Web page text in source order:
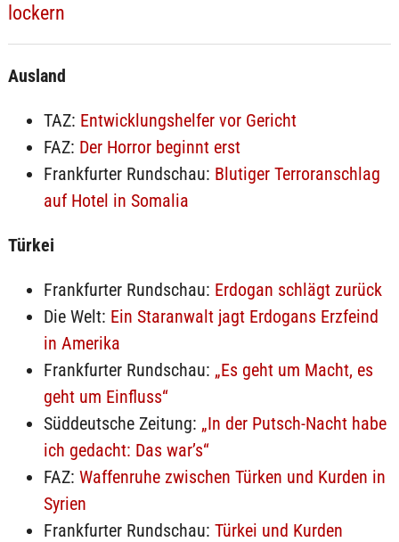
lockern
Ausland
TAZ: Entwicklungshelfer vor Gericht
FAZ: Der Horror beginnt erst
Frankfurter Rundschau: Blutiger Terroranschlag
auf Hotel in Somalia
Türkei
Frankfurter Rundschau: Erdogan schlägt zurück
Die Welt: Ein Staranwalt jagt Erdogans Erzfeind
in Amerika
Frankfurter Rundschau: „Es geht um Macht, es
geht um Einfluss“
Süddeutsche Zeitung: „In der Putsch-Nacht habe
ich gedacht: Das war’s“
FAZ: Waffenruhe zwischen Türken und Kurden in
Syrien
Frankfurter Rundschau: Türkei und Kurden